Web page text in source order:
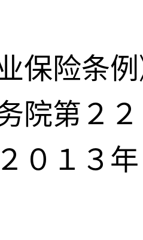
险条例
院第２
０１３